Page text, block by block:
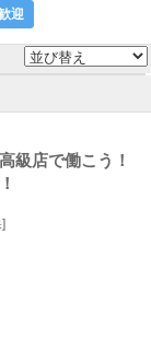
迎
級店で働こう！
]